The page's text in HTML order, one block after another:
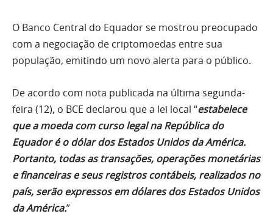
O Banco Central do Equador se mostrou preocupado
com a negociação de criptomoedas entre sua
população, emitindo um novo alerta para o público.
De acordo com nota publicada na última segunda-
feira (12), o BCE declarou que a lei local “estabelece
que a moeda com curso legal na República do
Equador é o dólar dos Estados Unidos da América.
Portanto, todas as transações, operações monetárias
e financeiras e seus registros contábeis, realizados no
país, serão expressos em dólares dos Estados Unidos
da América.”